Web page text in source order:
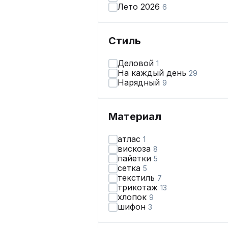
Лето 2026 6
Стиль
Деловой 1
На каждый день 29
Нарядный 9
Материал
атлас 1
вискоза 8
пайетки 5
сетка 5
текстиль 7
трикотаж 13
хлопок 9
шифон 3